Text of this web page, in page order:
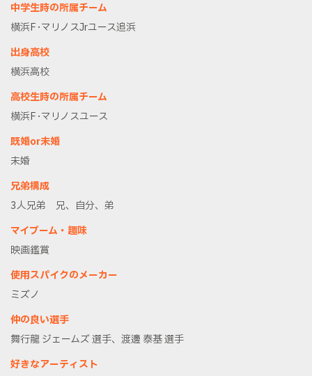
中学生時の所属チーム
横浜F･マリノスJrユース追浜
出身高校
横浜高校
高校生時の所属チーム
横浜F･マリノスユース
既婚or未婚
未婚
兄弟構成
3人兄弟 兄、自分、弟
マイブーム・趣味
映画鑑賞
使用スパイクのメーカー
ミズノ
仲の良い選手
舞行龍 ジェームズ 選手、渡邊 泰基 選手
好きなアーティスト